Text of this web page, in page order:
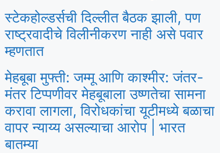
स्टेकहोल्डर्सची दिल्लीत बैठक झाली, पण
राष्ट्रवादीचे विलीनीकरण नाही असे पवार
म्हणतात
मेहबूबा मुफ्ती: जम्मू आणि काश्मीर: जंतर-
मंतर टिप्पणीवर मेहबूबाला उष्णतेचा सामना
करावा लागला, विरोधकांचा यूटीमध्ये बळाचा
वापर न्याय्य असल्याचा आरोप | भारत
बातम्या